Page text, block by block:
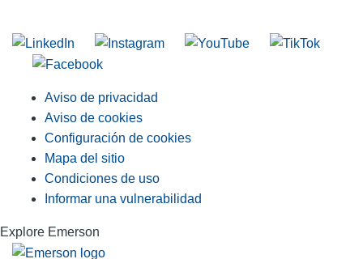
Aviso de privacidad
Aviso de cookies
Configuración de cookies
Mapa del sitio
Condiciones de uso
Informar una vulnerabilidad
Explore Emerson